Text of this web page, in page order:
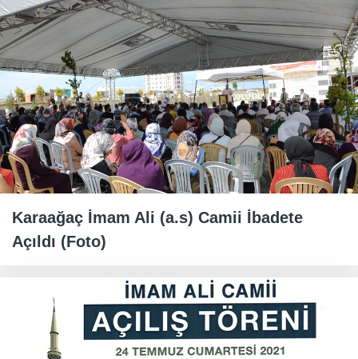
Karaağaç İmam Ali (a.s) Camii İbadete
Açıldı (Foto)